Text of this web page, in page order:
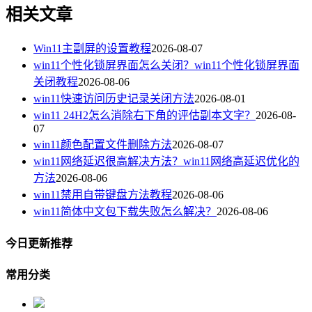
相关文章
Win11主副屏的设置教程2026-08-07
win11个性化锁屏界面怎么关闭？win11个性化锁屏界面
关闭教程2026-08-06
win11快速访问历史记录关闭方法2026-08-01
win11 24H2怎么消除右下角的评估副本文字？ 2026-08-
07
win11颜色配置文件删除方法2026-08-07
win11网络延迟很高解决方法？win11网络高延迟优化的
方法2026-08-06
win11禁用自带键盘方法教程2026-08-06
win11简体中文包下载失败怎么解决？ 2026-08-06
今日更新推荐
常用分类